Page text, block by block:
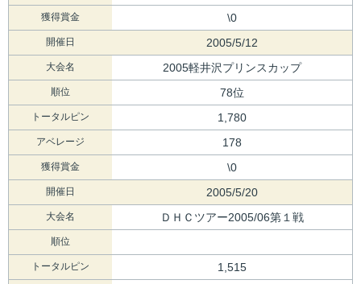
獲得賞金 \0
開催日 2005/5/12
大会名 2005軽井沢プリンスカップ
順位 78位
トータルピン 1,780
アベレージ 178
獲得賞金 \0
開催日 2005/5/20
大会名 ＤＨＣツアー2005/06第１戦
順位
トータルピン 1,515